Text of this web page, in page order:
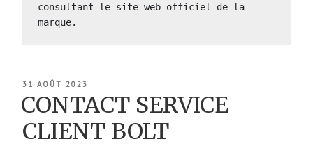
consultant le site web officiel de la
marque.
PUBLIÉ
LE
31 AOÛT 2023
CONTACT SERVICE
CLIENT BOLT